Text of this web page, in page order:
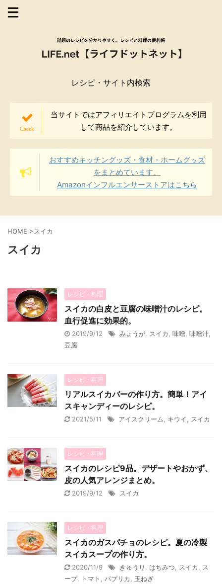
レシピ・サイト内検索
当サイトではアフィリエイトプログラムを利用
して商品を紹介しています。
おすすめキッチングッズ・食材・ホームグッズ
をまとめています。
Amazonインフルエンサーストアはこちら
HOME >スイカ
スイカ
レシピ・料理
スイカの白皮と豆腐の味噌汁のレシピ。
血行促進に効果的。
2019/9/12 みょうが スイカ 味噌 味噌汁
豆腐
レシピ・料理
リアルスイカバーの作り方。簡単！アイ
スキャンディーのレシピ。
2021/5/11 アイスクリーム キウイ スイカ
レシピ・料理
スイカのレシピ9品。デザートやおかず、
皮の人気アレンジまとめ。
2019/9/12 スイカ
レシピ・料理
スイカのガスパチョのレシピ。夏の冷製
スイカスープの作り方。
2020/11/9 きゅうり はちみつ スイカ
ス
ープ, トマト パプリカ 玉ねぎ